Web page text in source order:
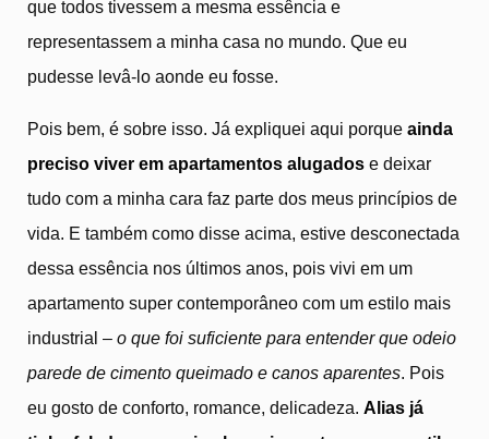
que todos tivessem a mesma essência e
representassem a minha casa no mundo. Que eu
pudesse levâ-lo aonde eu fosse.
Pois bem, é sobre isso. Já expliquei aqui porque ainda
preciso viver em apartamentos alugados e deixar
tudo com a minha cara faz parte dos meus princípios de
vida. E também como disse acima, estive desconectada
dessa essência nos últimos anos, pois vivi em um
apartamento super contemporâneo com um estilo mais
industrial – o que foi suficiente para entender que odeio
parede de cimento queimado e canos aparentes. Pois
eu gosto de conforto, romance, delicadeza. Alias já